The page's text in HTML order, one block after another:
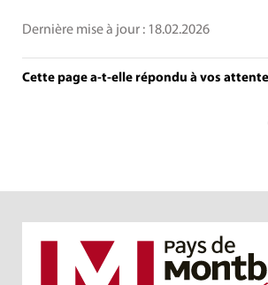
Dernière mise à jour : 18.02.2026
Cette page a-t-elle répondu à vos